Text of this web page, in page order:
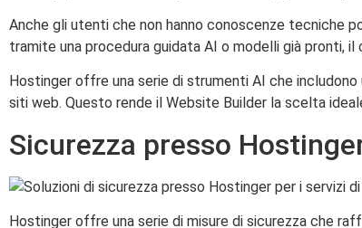
Anche gli utenti che non hanno conoscenze tecniche
tramite una procedura guidata AI o modelli già pronti,
Hostinger offre una serie di strumenti AI che
siti web. Questo rende il Website Builder la scelta
Sicurezza presso
Hostinger offre una serie di misure di sicurezza che